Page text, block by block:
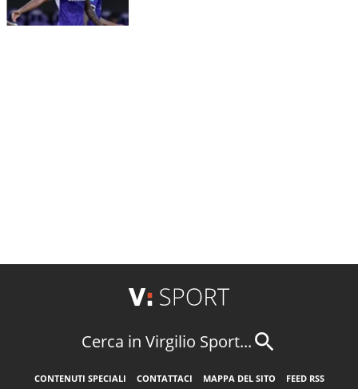
Cerca in Virgilio Sport...
CONTENUTI SPECIALI CONTATTACI MAPPA DEL SITO
FEED RSS